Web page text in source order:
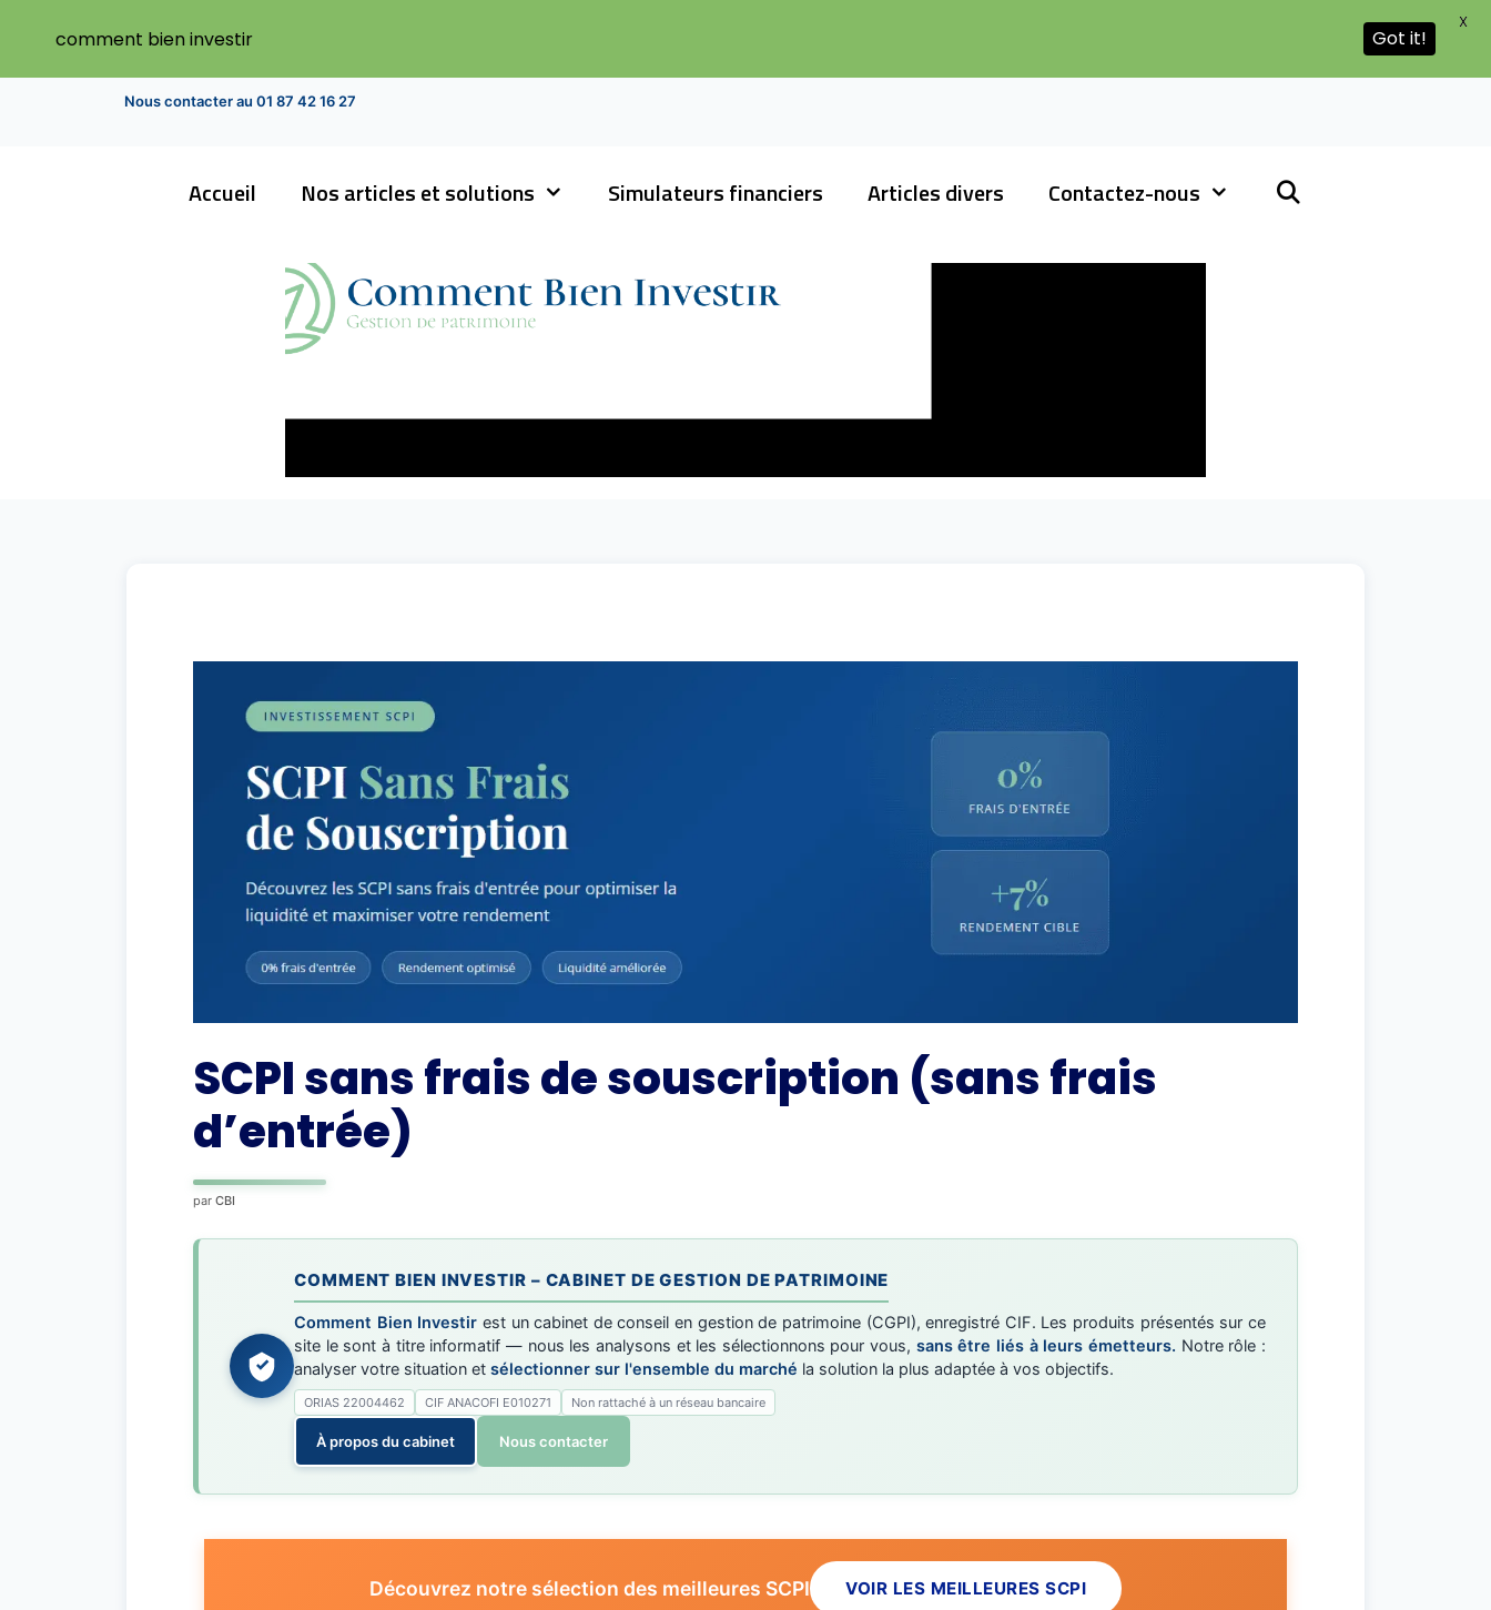
Nous contacter au 01 87 42 16 27
Accueil Nos articles et solutions Simulateurs financiers Articles divers Contactez-nous
SCPI sans frais de souscription (sans frais
d’entrée)
par CBI
COMMENT BIEN INVESTIR – CABINET DE GESTION DE PATRIMOINE
Comment Bien Investir est un cabinet de conseil en gestion de patrimoine (CGPI), enregistré CIF. Les produits présentés sur ce
site le sont à titre informatif — nous les analysons et les sélectionnons pour vous, sans être liés à leurs émetteurs. Notre rôle :
analyser votre situation et sélectionner sur l'ensemble du marché la solution la plus adaptée à vos objectifs.
ORIAS 22004462 CIF ANACOFI E010271 Non rattaché à un réseau bancaire
À propos du cabinet Nous contacter
Découvrez notre sélection des meilleures SCPI VOIR LES MEILLEURES SCPI
comment bien investir Got it!
X